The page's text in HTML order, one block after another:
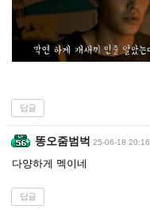
답글
똥오줌범벅 25-06-18 20:16
다양하게 멕이네
답글